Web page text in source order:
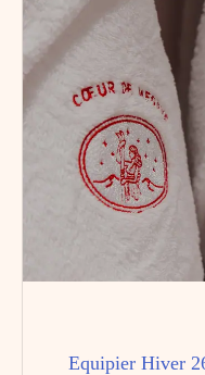
Equipier Hiver